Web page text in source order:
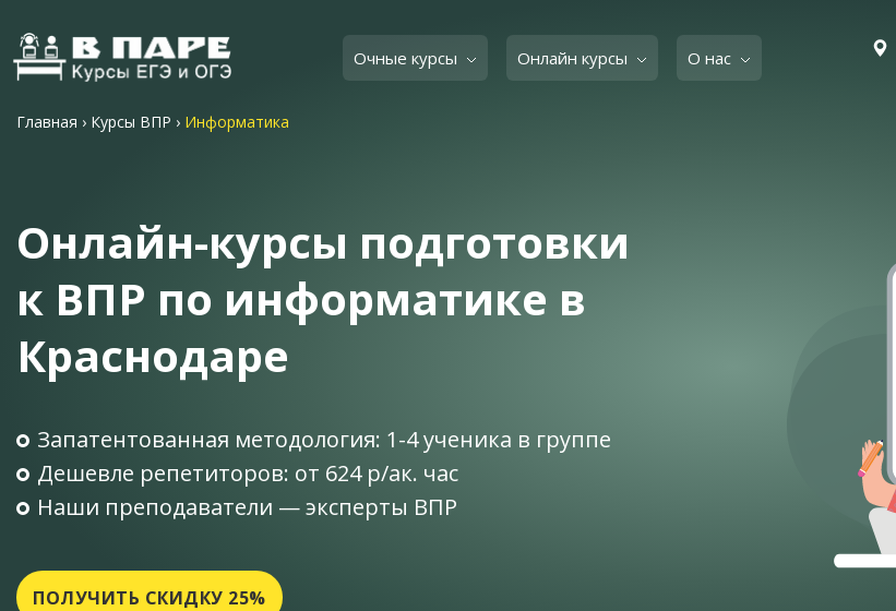
Очные курсы Онлайн курсы О нас
Главная › Курсы ВПР › Информатика
Онлайн-курсы подготовки
к ВПР по информатике в
Краснодаре
Запатентованная методология: 1-4 ученика в группе
Дешевле репетиторов: от 624 р/ак. час
Наши преподаватели — эксперты ВПР
ПОЛУЧИТЬ СКИДКУ 25%